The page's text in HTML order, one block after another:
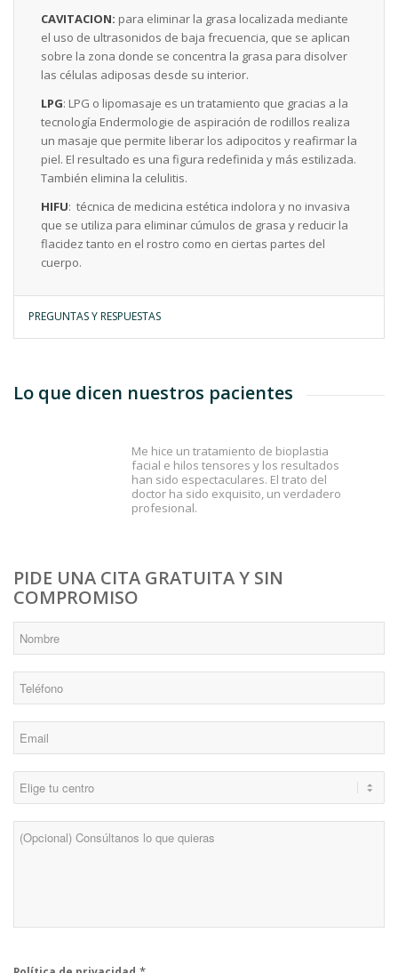
CAVITACION: para eliminar la grasa localizada mediante
el uso de ultrasonidos de baja frecuencia, que se aplican
sobre la zona donde se concentra la grasa para disolver
las células adiposas desde su interior.
LPG: LPG o lipomasaje es un tratamiento que gracias a la
tecnología Endermologie de aspiración de rodillos realiza
un masaje que permite liberar los adipocitos y reafirmar la
piel. El resultado es una figura redefinida y más estilizada.
También elimina la celulitis.
HIFU: técnica de medicina estética indolora y no invasiva
que se utiliza para eliminar cúmulos de grasa y reducir la
flacidez tanto en el rostro como en ciertas partes del
cuerpo.
PREGUNTAS Y RESPUESTAS
Lo que dicen nuestros pacientes
Me hice un tratamiento de bioplastia
facial e hilos tensores y los resultados
han sido espectaculares. El trato del
doctor ha sido exquisito, un verdadero
profesional.
PIDE UNA CITA GRATUITA Y SIN
COMPROMISO